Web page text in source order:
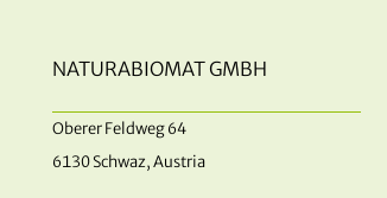
NATURABIOMAT GMBH
Oberer Feldweg 64
6130 Schwaz, Austria